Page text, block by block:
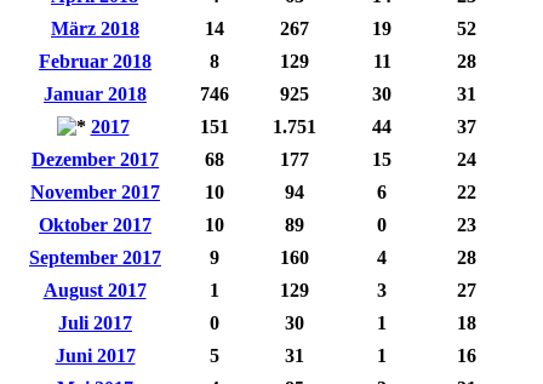
März 2018
14 267 19
52
Februar 2018
8 129 11
28
Januar 2018
746 925 30
31
2017
151 1.751 44
37
Dezember 2017
68 177 15
24
November 2017
10 94 6
22
Oktober 2017
10 89 0
23
September 2017
9 160 4
28
August 2017
1 129 3
27
Juli 2017
0 30 1
18
Juni 2017
5 31 1
16